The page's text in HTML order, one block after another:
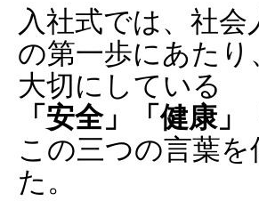
入社式では、社会
の第一歩にあた
大切にしている
「安全」「健康」
この三つの言葉を
た。